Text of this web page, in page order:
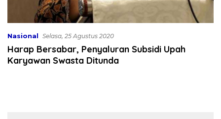
Nasional Selasa, 25 Agustus 2020
Harap Bersabar, Penyaluran Subsidi Upah
Karyawan Swasta Ditunda